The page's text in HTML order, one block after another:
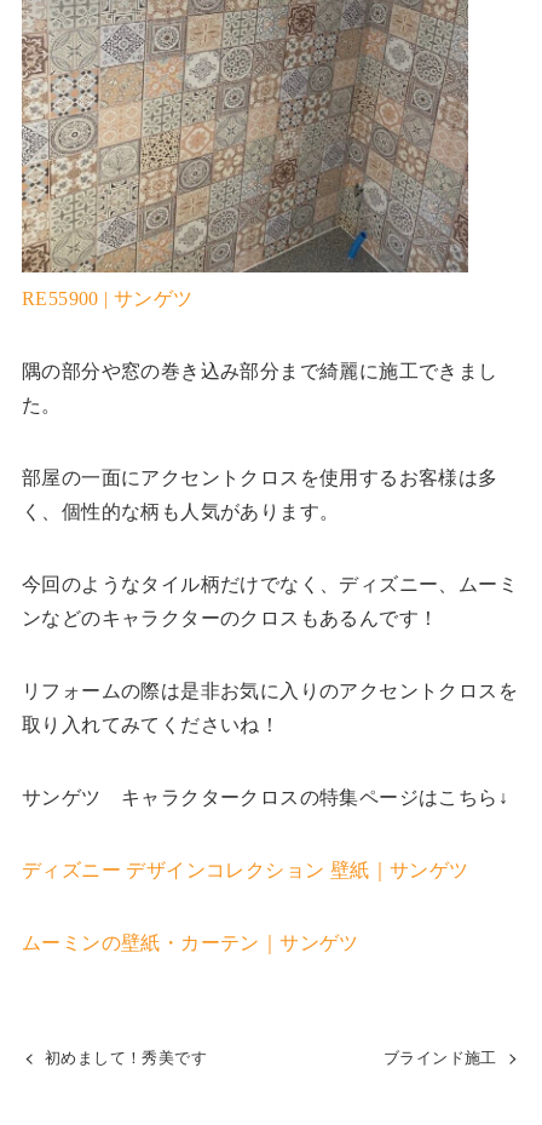
RE55900 | サンゲツ
隅の部分や窓の巻き込み部分まで綺麗に施工できまし
た。
部屋の一面にアクセントクロスを使用するお客様は多
く、個性的な柄も人気があります。
今回のようなタイル柄だけでなく、ディズニー、ムーミ
ンなどのキャラクターのクロスもあるんです！
リフォームの際は是非お気に入りのアクセントクロスを
取り入れてみてくださいね！
サンゲツ キャラクタークロスの特集ページはこちら↓
ディズニー デザインコレクション 壁紙｜サンゲツ
ムーミンの壁紙・カーテン｜サンゲツ
初めまして！秀美です ブラインド施工